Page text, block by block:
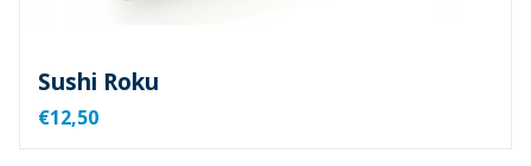
Sushi Roku
€12,50